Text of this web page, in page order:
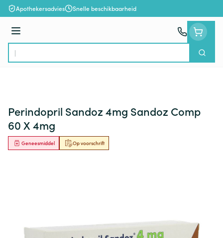
Ga naar de inhoud
Apothekersadvies Snelle beschikbaarheid
Menu
Product, merk, categorie...
Zoek
Perindopril Sandoz 4mg Sandoz Comp
60 X 4mg
Op voorschrift
Geneesmiddel